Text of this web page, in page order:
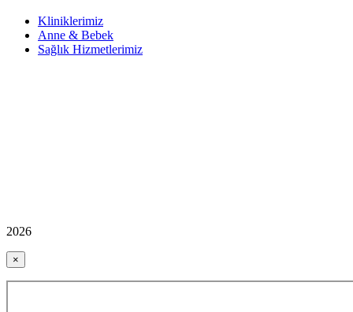
Kliniklerimiz
Anne & Bebek
Sağlık Hizmetlerimiz
2026
×